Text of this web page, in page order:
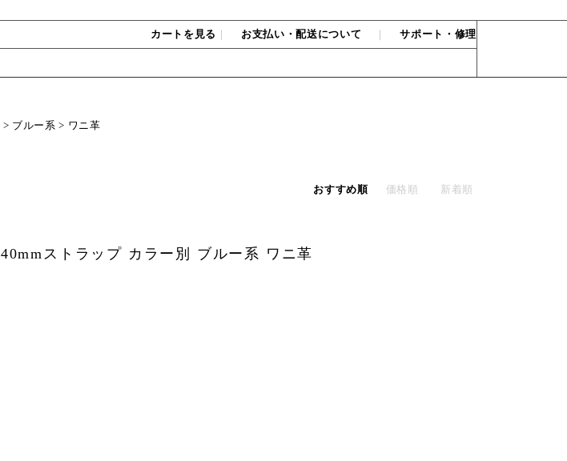
カートを見る お支払い・配送について ｜サポート・修理
> ブルー系 > ワニ革
おすすめ順
価格順 新着順
40mmストラップ カラー別 ブルー系 ワニ革